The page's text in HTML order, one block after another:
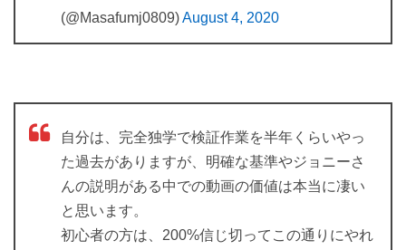
(@Masafumj0809)August 4, 2020
自分は、完全独学で検証作業を半年くらいやっ
た過去がありますが、明確な基準やジョニーさ
んの説明がある中での動画の価値は本当に凄い
と思います。
初心者の方は、200%信じ切ってこの通りにやれ